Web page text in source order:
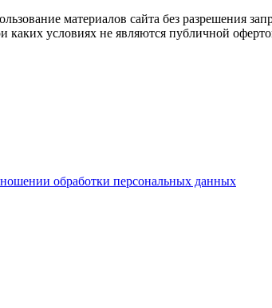
материалов сайта без разрешения
условиях не являются публичной
обработки персональных данных